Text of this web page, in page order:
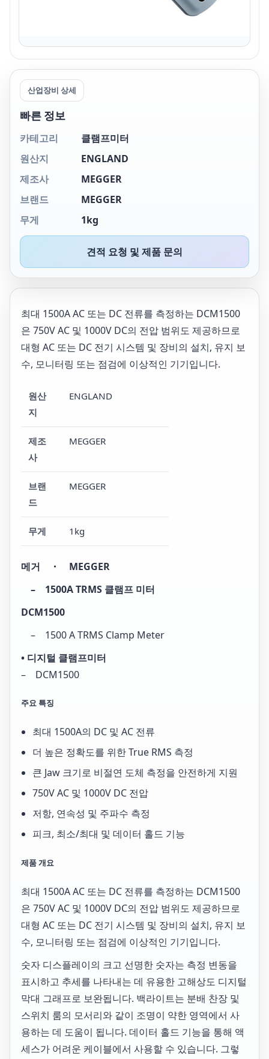
산업장비 상세
빠른 정보
카테고리
클램프미터
원산지
ENGLAND
제조사
MEGGER
브랜드
MEGGER
무게
1kg
견적 요청 및 제품 문의
최대 1500A AC 또는 DC 전류를 측정하는 DCM1500
은 750V AC 및 1000V DC의 전압 범위도 제공하므로
대형 AC 또는 DC 전기 시스템 및 장비의 설치, 유지 보
수, 모니터링 또는 점검에 이상적인 기기입니다.
원산
지
ENGLAND
제조
사
MEGGER
브랜
드
MEGGER
무게 1kg
메거 ・ MEGGER
– 1500A TRMS 클램프 미터
DCM1500
– 1500 A TRMS Clamp Meter
• 디지털 클램프미터
– DCM1500
주요 특징
최대 1500A의 DC 및 AC 전류
더 높은 정확도를 위한 True RMS 측정
큰 Jaw 크기로 비절연 도체 측정을 안전하게 지원
750V AC 및 1000V DC 전압
저항, 연속성 및 주파수 측정
피크, 최소/최대 및 데이터 홀드 기능
제품 개요
최대 1500A AC 또는 DC 전류를 측정하는 DCM1500
은 750V AC 및 1000V DC의 전압 범위도 제공하므로
대형 AC 또는 DC 전기 시스템 및 장비의 설치, 유지 보
수, 모니터링 또는 점검에 이상적인 기기입니다.
숫자 디스플레이의 크고 선명한 숫자는 측정 변동을
표시하고 추세를 나타내는 데 유용한 고해상도 디지털
막대 그래프로 보완됩니다. 백라이트는 분배 찬장 및
스위치 룸의 모서리와 같이 조명이 약한 영역에서 사
용하는 데 도움이 됩니다. 데이터 홀드 기능을 통해 액
세스가 어려운 케이블에서 사용할 수 있습니다. 그렇